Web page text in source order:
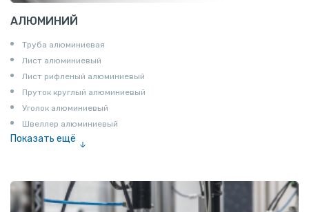
АЛЮМИНИЙ
Труба алюминиевая
Лист алюминиевый
Лист рифленый алюминиевый
Пруток круглый алюминиевый
Уголок алюминиевый
Швеллер алюминиевый
Показать ещё
Шина электротехническая
Алюминиевая плита